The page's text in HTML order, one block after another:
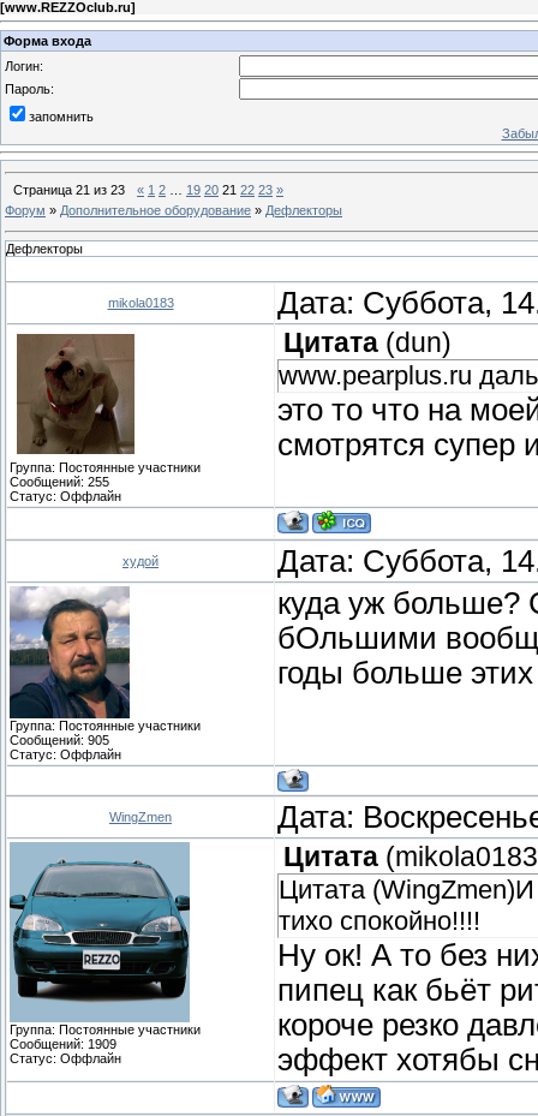
[www.REZZOclub.ru]
Форма входа
Логин:
Пароль:
запомнить
Страница 21 из 23 « 1 2 19 20 21 22 23 »
Форум » Дополнительное оборудование » Дефлекторы
Дефлекторы
mikola0183 Дата: Суббота,
Группа: Постоянные участники
Сообщений: 255
Статус: Оффлайн
Цитата (dun)
www.pearplus.ru
это то что на
смотрятся
худой Дата: Суббота,
Группа: Постоянные участники
Сообщений: 905
Статус: Оффлайн
куда уж больше?
бОльшими
годы больше этих
WingZmen Дата:
Группа: Постоянные участники
Сообщений: 1909
Статус: Оффлайн
Цитата (mikola0183
Цитата
тихо спокойно!!!!
Ну ок! А то без
пипец как бьёт
короче резко
эффект хотябы